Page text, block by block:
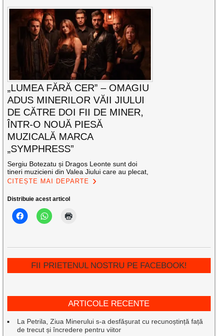
„LUMEA FĂRĂ CER” – OMAGIU
ADUS MINERILOR VĂII JIULUI
DE CĂTRE DOI FII DE MINER,
ÎNTR-O NOUĂ PIESĂ
MUZICALĂ MARCA
„SYMPHRESS”
Sergiu Botezatu și Dragos Leonte sunt doi
tineri muzicieni din Valea Jiului care au plecat,
CITEȘTE MAI DEPARTE
Distribuie acest articol
FII PRIETENUL NOSTRU PE FACEBOOK!
ARTICOLE RECENTE
La Petrila, Ziua Minerului s-a desfășurat cu recunoștință față
de trecut și încredere pentru viitor